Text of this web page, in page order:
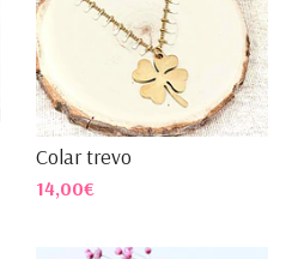
Colar trevo
14,00€